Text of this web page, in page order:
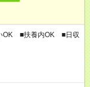
OK ■扶養内OK ■日収